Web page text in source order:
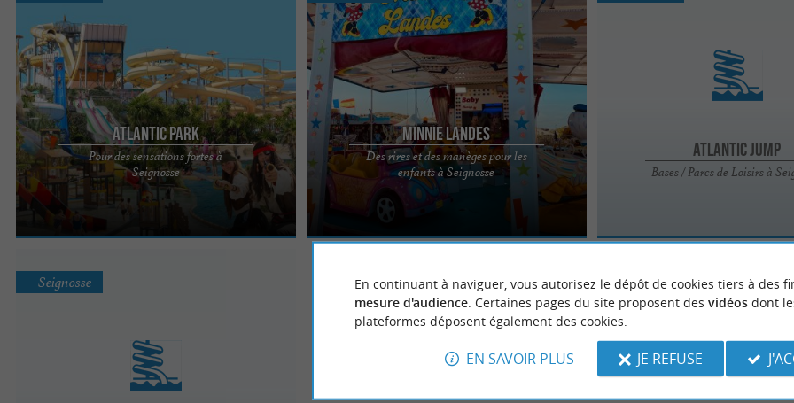
Atlantic Park
Pour des sensations fortes à
Seignosse
ATLANTIC PARK Vivez des sensations aquatiques
uniques à Atlantic Park, le plus grand parc
aquatique de la côte sud ...
Minnie Landes
Des rires et des manèges pour les
enfants à Seignosse
À côté d'Atlantic Park. Parc de loisirs pour petits et
grands à partir de 2 ans. Nombreuses attractions
Atlantic Jump
Bases / Parcs de Loisirs à
Seignosse
En continuant à naviguer, vous autorisez le dépôt de cookies tiers à des
mesure d'audience. Certaines pages du site proposent des vidéosdont
plateformes déposent également des cookies.
EN SAVOIR PLUS JE REFUSE